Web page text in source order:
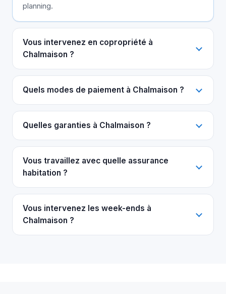
planning.
Vous intervenez en copropriété à
Chalmaison ?
Quels modes de paiement à Chalmaison ?
Quelles garanties à Chalmaison ?
Vous travaillez avec quelle assurance
habitation ?
Vous intervenez les week-ends à
Chalmaison ?